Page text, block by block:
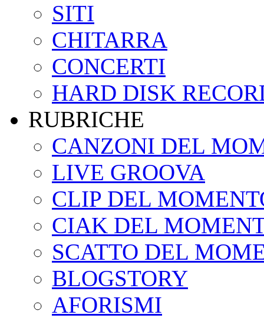
SITI
CHITARRA
CONCERTI
HARD DISK
RUBRICHE
CANZONI DEL
LIVE GROOVA
CLIP DEL
CIAK DEL
SCATTO DEL
BLOGSTORY
AFORISMI